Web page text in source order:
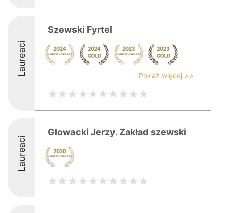
Laureaci
Szewski Fyrtel
Pokaż więcej >>
Laureaci
Głowacki Jerzy. Zakład szewski